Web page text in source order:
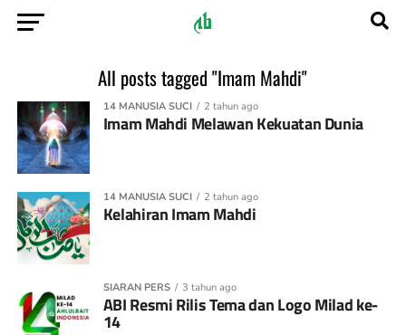
All posts tagged "Imam Mahdi"
14 MANUSIA SUCI 2 tahun ago
Imam Mahdi Melawan Kekuatan Dunia
14 MANUSIA SUCI 2 tahun ago
Kelahiran Imam Mahdi
SIARAN PERS 3 tahun ago
ABI Resmi Rilis Tema dan Logo Milad ke-
14